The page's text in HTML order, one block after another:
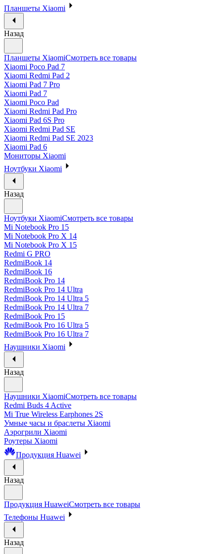
Планшеты Xiaomi
Назад
Планшеты XiaomiСмотреть все товары
Xiaomi Poco Pad 7
Xiaomi Redmi Pad 2
Xiaomi Pad 7 Pro
Xiaomi Pad 7
Xiaomi Poco Pad
Xiaomi Redmi Pad Pro
Xiaomi Pad 6S Pro
Xiaomi Redmi Pad SE
Xiaomi Redmi Pad SE 2023
Xiaomi Pad 6
Мониторы Xiaomi
Ноутбуки Xiaomi
Назад
Ноутбуки XiaomiСмотреть все товары
Mi Notebook Pro 15
Mi Notebook Pro X 14
Mi Notebook Pro X 15
Redmi G PRO
RedmiBook 14
RedmiBook 16
RedmiBook Pro 14
RedmiBook Pro 14 Ultra
RedmiBook Pro 14 Ultra 5
RedmiBook Pro 14 Ultra 7
RedmiBook Pro 15
RedmiBook Pro 16 Ultra 5
RedmiBook Pro 16 Ultra 7
Наушники Xiaomi
Назад
Наушники XiaomiСмотреть все товары
Redmi Buds 4 Active
Mi True Wireless Earphones 2S
Умные часы и браслеты Xiaomi
Аэрогрили Xiaomi
Роутеры Xiaomi
Продукция Huawei
Назад
Продукция HuaweiСмотреть все товары
Телефоны Huawei
Назад